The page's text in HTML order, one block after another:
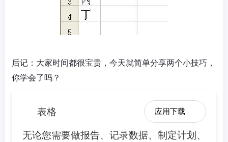
后记：大家时间都很宝贵，今天就简单分享两个小技巧，
你学会了吗？
表格 应用下载
无论您需要做报告、记录数据、制定计划、